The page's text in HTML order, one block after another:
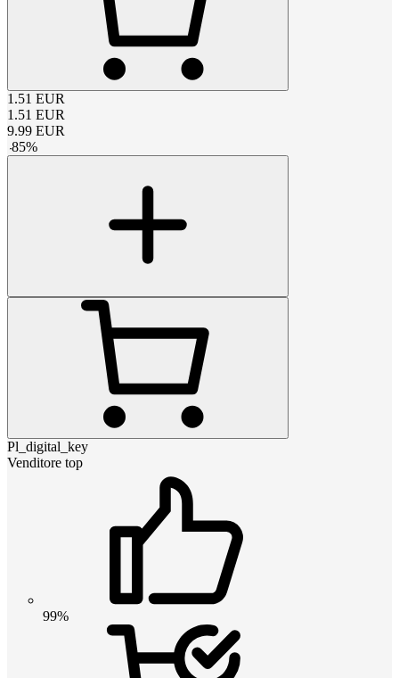
1.51 EUR
1.51 EUR
9.99 EUR
-85%
Pl_digital_key
Venditore top
99%